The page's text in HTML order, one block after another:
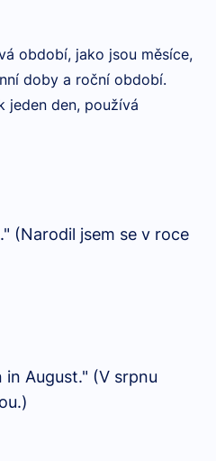
období, jako jsou měsíce,
doby a roční období.
jeden den, používá
(Narodil jsem se v roce
August." (V srpnu